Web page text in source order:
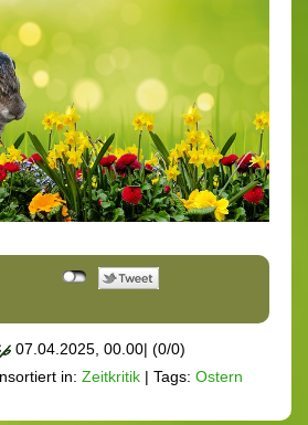
07.04.2025, 00.00| (0/0)
in: Zeitkritik | Tags: Ostern